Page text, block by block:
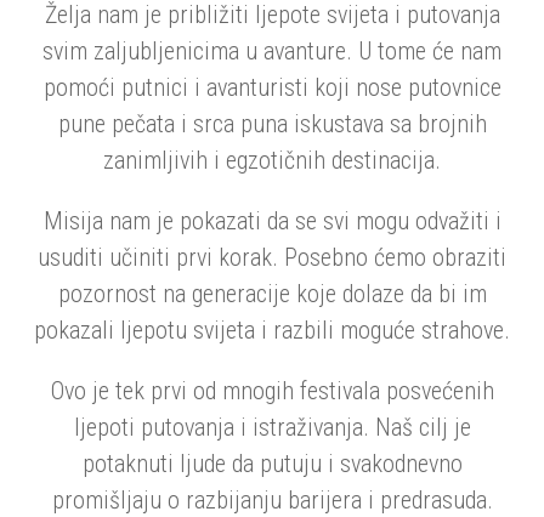
Želja nam je približiti ljepote svijeta i putovanja
svim zaljubljenicima u avanture. U tome će nam
pomoći putnici i avanturisti koji nose putovnice
pune pečata i srca puna iskustava sa brojnih
zanimljivih i egzotičnih destinacija.
Misija nam je pokazati da se svi mogu odvažiti i
usuditi učiniti prvi korak. Posebno ćemo obraziti
pozornost na generacije koje dolaze da bi im
pokazali ljepotu svijeta i razbili moguće strahove.
Ovo je tek prvi od mnogih festivala posvećenih
ljepoti putovanja i istraživanja. Naš cilj je
potaknuti ljude da putuju i svakodnevno
promišljaju o razbijanju barijera i predrasuda.